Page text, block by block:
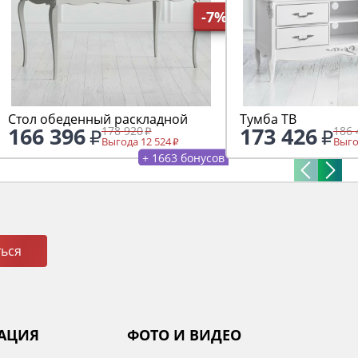
-7%
Стол обеденный раскладной
166 396 178 920
Выгода 12 524
+ 1663 бонусов
Тумба ТВ
173 426 186
ФОТО И ВИДЕО